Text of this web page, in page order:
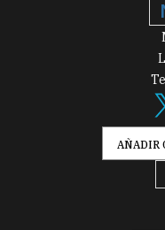
AÑADIR